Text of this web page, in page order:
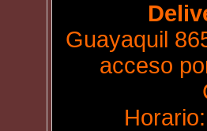
Guayaquil
acceso